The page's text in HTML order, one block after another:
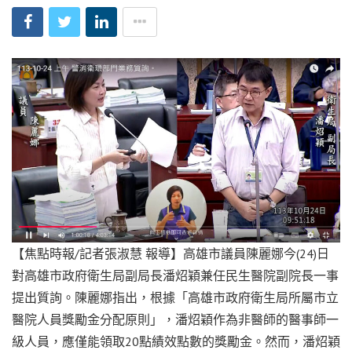
【焦點時報/記者張淑慧 報導】高雄市議員陳麗娜今(24)日
對高雄市政府衛生局副局長潘炤穎兼任民生醫院副院長一事
提出質詢。陳麗娜指出，根據「高雄市政府衛生局所屬市立
醫院人員獎勵金分配原則」，潘炤穎作為非醫師的醫事師一
級人員，應僅能領取20點績效點數的獎勵金。然而，潘炤穎